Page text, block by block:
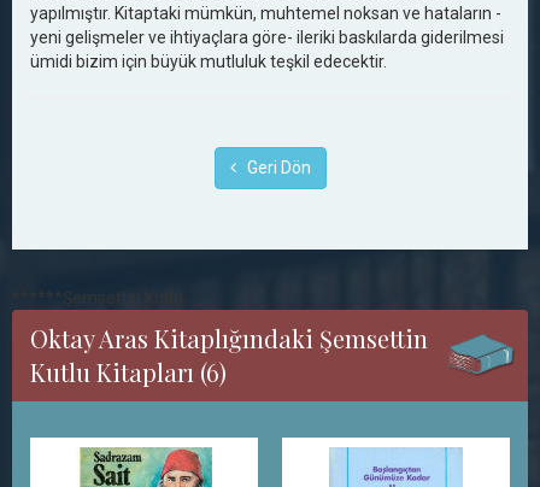
yapılmıştır. Kitaptaki mümkün, muhtemel noksan ve hataların -
yeni gelişmeler ve ihtiyaçlara göre- ileriki baskılarda giderilmesi
ümidi bizim için büyük mutluluk teşkil edecektir.
Geri Dön
******Şemsettin Kutlu
Oktay Aras Kitaplığındaki Şemsettin
Kutlu Kitapları (6)